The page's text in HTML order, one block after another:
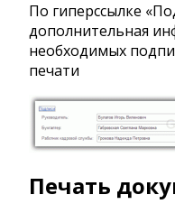
По гиперссылке
дополнительная
необходимых
печати
Печать